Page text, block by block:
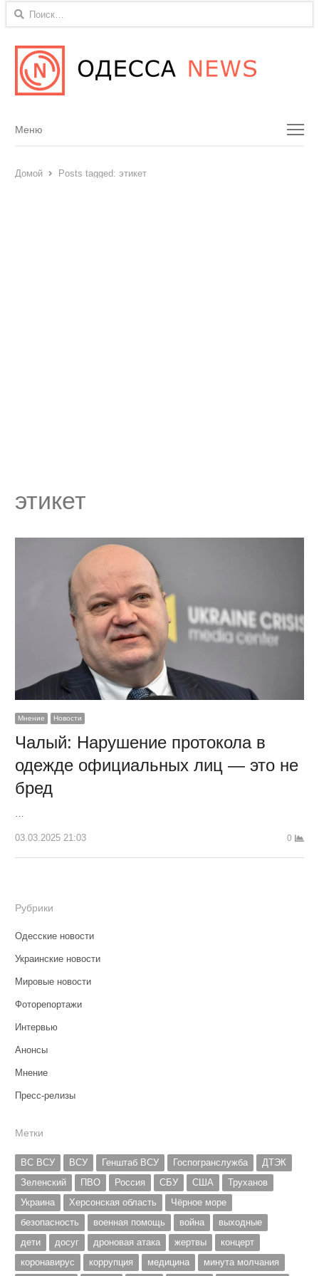
Найти:
Menu
Меню
Домой Posts tagged: этикет
этикет
Мнение Новости
Чалый: Нарушение протокола в
одежде официальных лиц — это не
бред
…
03.03.2025 21:03 0
Рубрики
Одесские новости
Украинские новости
Мировые новости
Фоторепортажи
Интервью
Анонсы
Мнение
Пресс-релизы
Метки
ВС ВСУ ВСУ Генштаб ВСУ Госпогранслужба
ДТЭК
Зеленский
ПВО Россия СБУ США
Труханов
Украина
Херсонская область
Чёрное море
безопасность
военная помощь война
выходные
дети
досуг дроновая атака жертвы
концерт
коронавирус
коррупция медицина минута молчания